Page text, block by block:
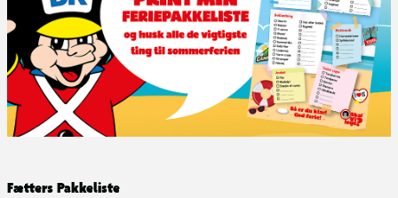
Fætters Pakkeliste